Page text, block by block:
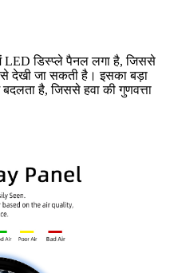
LED डिस्प्ले पैनल लगा है, जिससे
से देखी जा सकती है। इसका बड़ा
है, जिससे हवा की गुणवत्ता